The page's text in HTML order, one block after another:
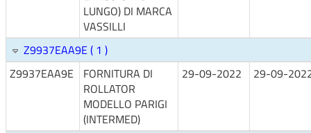
LUNGO) DI MARCA
VASSILLI
Z9937EAA9E ( 1 )
Z9937EAA9E
FORNITURA DI
ROLLATOR
MODELLO PARIGI
(INTERMED)
29-09-2022 29-09-